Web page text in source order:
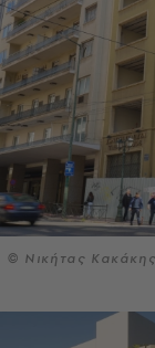
© Νικήτας Κακάκης